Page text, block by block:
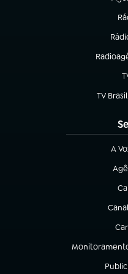
(abre
TV
(abre
A
(abre
(abre em nova
(abre